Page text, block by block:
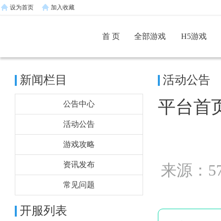
设为首页 加入收藏
首 页 全部游戏 H5游戏
新闻栏目
公告中心
活动公告
游戏攻略
资讯发布
常见问题
开服列表
活动公告
平台首
来源：